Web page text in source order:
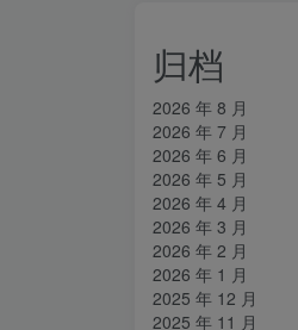
归档
2026 年 8 月
2026 年 7 月
2026 年 6 月
2026 年 5 月
2026 年 4 月
2026 年 3 月
2026 年 2 月
2026 年 1 月
2025 年 12 月
2025 年 11 月